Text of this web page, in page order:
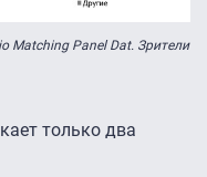
Matching Panel Dat. Зрители
только два